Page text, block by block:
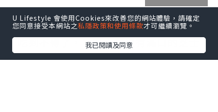
Amuses Bouche其中一款是芝士脆脆好
吃到不得了，香脆之餘還有滿口的芝士
味，連BUP仔都搶著要。
U Lifestyle 會使用Cookies來改善您的網站體驗，請確定
您同意接受本網站之私隱政策和使用條款才可繼續瀏覽。
我已閱讀及同意